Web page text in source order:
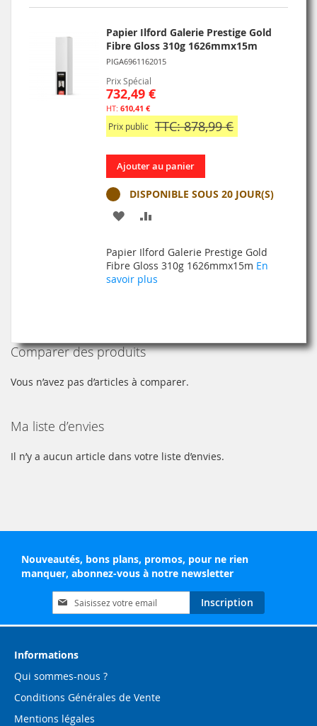
Papier Ilford Galerie Prestige Gold
Fibre Gloss 310g 1626mmx15m
PIGA6961162015
Prix Spécial
732,49 €
610,41 €
Prix public TTC: 878,99 €
Ajouter au panier
DISPONIBLE SOUS 20 JOUR(S)
AJOUTER
MA
LISTE
COMPARATEUR
Papier Ilford Galerie Prestige Gold
Fibre Gloss 310g 1626mmx15m En
savoir plus
Comparer des produits
Vous n’avez pas d’articles à comparer.
Ma liste d’envies
Il n’y a aucun article dans votre liste d’envies.
Nouveautés, bons plans, promos, pour ne rien
manquer, abonnez-vous à notre newsletter
Inscription
à
notre
d’information
Inscription
Informations
Qui sommes-nous ?
Conditions Générales de Vente
Mentions légales